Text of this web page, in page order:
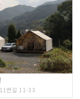
번길 11-33